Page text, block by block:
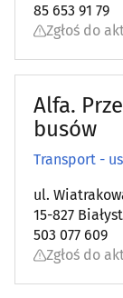
85 653 91 79
Zgłoś do
Alfa.
busów
Transport -
ul.
15-827
503 077 609
Zgłoś do